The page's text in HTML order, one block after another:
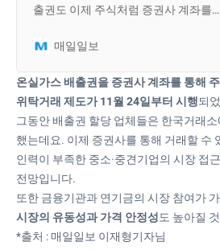
출권도 이제 주식처럼 증권사 계좌를
후에너지환경부는 배출권의 증권사
기업 간 폐쇄적 구조로 운영되던 배출
권 시장이 금융시장과 연계되는 첫 사
례로, 거래 방식의 변화가 산업 전반에
영향을 미칠 것으로 전망된다.그동안
배출권을 할당받은 업체들은 한국거
래소가 운영하는 배출권 시장에 직접
참여해야만 했다. 기업이 스스로 매수·
매도 주문을 입력하는 방식이어서 거
래 참여 문턱이 높다는 지적이 꾸준히
제기돼 왔다. 특히 전문 지식
매일일보
온실가스 배출권을 증권사 계좌를 통해
위탁거래 제도가 11월 24일부터 시행되
그동안 배출권 할당 업체들은 한국거래
했는데요. 이제 증권사를 통해 거래할 수
인력이 부족한 중소·중견기업의 시장 접
전망입니다.
또한 금융기관과 연기금의 시장 참여가
시장의 유동성과 가격 안정성도 높아질
*출처 : 매일일보 이재형기자님